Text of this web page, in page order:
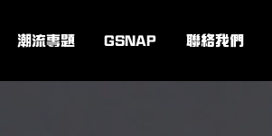
潮流專題 GSNAP 聯絡我們